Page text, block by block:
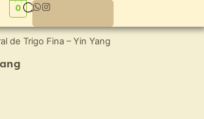
0
de Trigo Fina – Yin Yang